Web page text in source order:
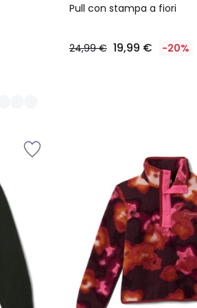
Pull con stampa a fiori
24,99 € 19,99 € -20%